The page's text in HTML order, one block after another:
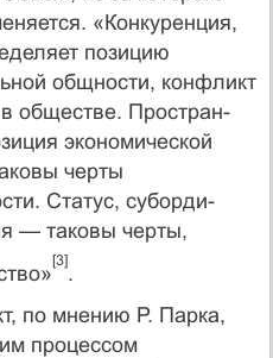
«Конкуренция,
позицию
об­щности, конфликт
обществе. Простран­
экономической
черты
Статус, суборди­
— таковы черты,
[3]
.
по мнению Р. Парка,
процессом